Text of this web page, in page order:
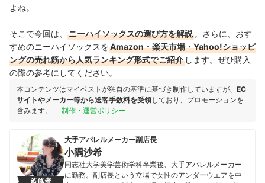
よね。
そこで今回は、 ニーハイソックスの選び方を解説 。さらに、おす
すめのニーハイソックスをAmazon・楽天市場・Yahoo!ショッピ
ングの売れ筋から人気ランキング形式でご紹介 します。ぜひ購入
の際の参考にしてください。
本コンテンツはマイベストが独自の基準に基づき制作していますが、 EC
サイトやメーカー等から送客手数料を受領しており、プロモーションを
含みます。
制作・運営ポリシー
監修者
大手アパレルメーカー副店長
小隅沙希
同志社大学美学芸術学科卒業後、大手アパレルメーカー
に勤務。副店長という立場で女性のアンダーウエアを中